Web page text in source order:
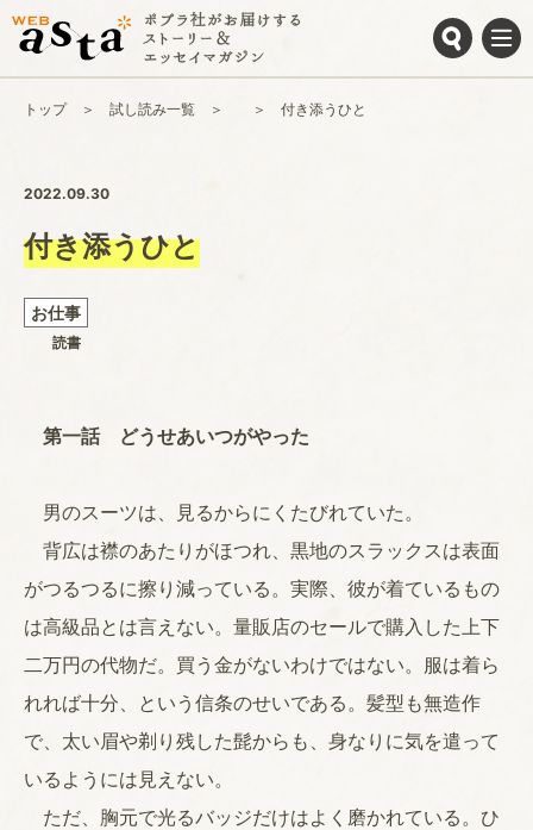
トップ 試し読み一覧 付き添うひと
2022.09.30
付き添うひと
お仕事
読書
第一話 どうせあいつがやった
男のスーツは、見るからにくたびれていた。
背広は襟のあたりがほつれ、黒地のスラックスは表面
がつるつるに擦り減っている。実際、彼が着ているもの
は高級品とは言えない。量販店のセールで購入した上下
二万円の代物だ。買う金がないわけではない。服は着ら
れれば十分、という信条のせいである。髪型も無造作
で、太い眉や剃り残した髭からも、身なりに気を遣って
いるようには見えない。
ただ、胸元で光るバッジだけはよく磨かれている。ひ